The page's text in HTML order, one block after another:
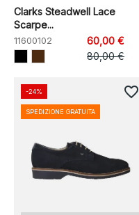
Clarks Steadwell Lace
Scarpe...
11600102
60,00 €
80,00 €
-24%
SPEDIZIONE GRATUITA
favorite_border